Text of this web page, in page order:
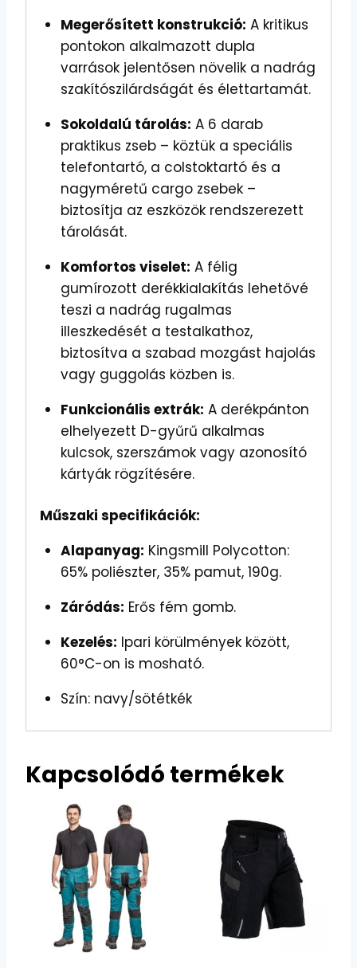
Megerősített konstrukció: A kritikus
pontokon alkalmazott dupla
varrások jelentősen növelik a nadrág
szakítószilárdságát és élettartamát.
Sokoldalú tárolás: A 6 darab
praktikus zseb – köztük a speciális
telefontartó, a colstoktartó és a
nagyméretű cargo zsebek –
biztosítja az eszközök rendszerezett
tárolását.
Komfortos viselet: A félig
gumírozott derékkialakítás lehetővé
teszi a nadrág rugalmas
illeszkedését a testalkathoz,
biztosítva a szabad mozgást hajolás
vagy guggolás közben is.
Funkcionális extrák: A derékpánton
elhelyezett D-gyűrű alkalmas
kulcsok, szerszámok vagy azonosító
kártyák rögzítésére.
Műszaki specifikációk:
Alapanyag: Kingsmill Polycotton:
65% poliészter, 35% pamut, 190g.
Záródás: Erős fém gomb.
Kezelés: Ipari körülmények között,
60°C-on is mosható.
Szín: navy/sötétkék
Kapcsolódó termékek